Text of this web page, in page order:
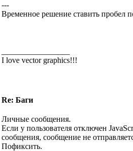
---
Временное решение ставить пробел
I love vector graphics!!!
Re: Баги
Личные сообщения.
Если у пользователя отключен
сообщения, сообщение не
Пофиксить.